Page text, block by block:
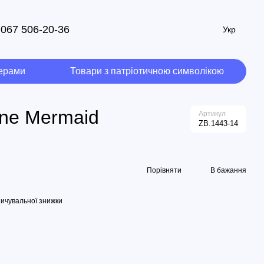
067 506-20-36 Укр
Товари з патріотичною символікою
Mermaid Артикул
ZB.1443-14
Порівняти В бажання
знижки